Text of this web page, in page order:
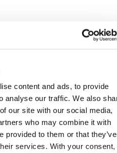
content and ads, to provide
analyse our traffic. We also
our site with our social media,
who may combine it with
provided to them or that they’ve
services. With your consent,